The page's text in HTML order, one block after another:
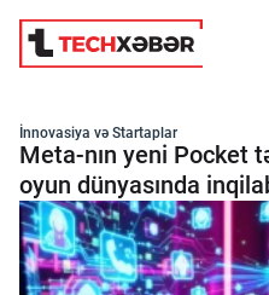
Süni İntellekt
Elm və Kosmos
İnnovasiya və Startaplar
Meta-nın yeni Pocket
oyun dünyasında